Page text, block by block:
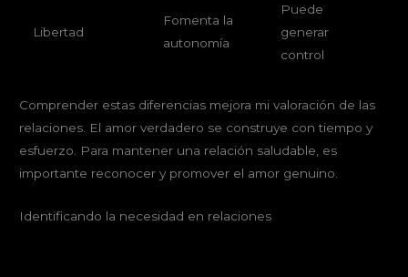
Libertad
Fomenta la
autonomía
Puede
generar
control
Comprender estas diferencias mejora mi valoración de las
relaciones. El amor verdadero se construye con tiempo y
esfuerzo. Para mantener una relación saludable, es
importante reconocer y promover el amor genuino.
Identificando la necesidad en relaciones